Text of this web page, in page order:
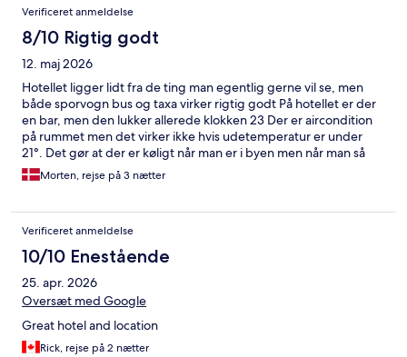
Anmeldelser
Verificeret anmeldelse
8/10 Rigtig godt
12. maj 2026
Hotellet ligger lidt fra de ting man egentlig gerne vil se, men
både sporvogn bus og taxa virker rigtig godt På hotellet er der
en bar, men den lukker allerede klokken 23 Der er aircondition
på rummet men det virker ikke hvis udetemperatur er under
21°. Det gør at der er køligt når man er i byen men når man så
kommer hjem så er rummet faktisk ganske varmt og kan ikke
køles natten over. Badeværelset er minimalt og du skal stå op i
faciliteter på hotellet der retfærdiggør de fire stjerner og
morgenmadsrestauranten er middel men man kan blive mæt
Morten, rejse på 3 nætter
Verificeret anmeldelse
10/10 Enestående
25. apr. 2026
Oversæt med Google
Great hotel and location
Rick, rejse på 2 nætter